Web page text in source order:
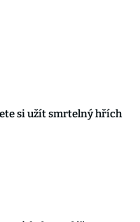
si užít smrtelný hřích